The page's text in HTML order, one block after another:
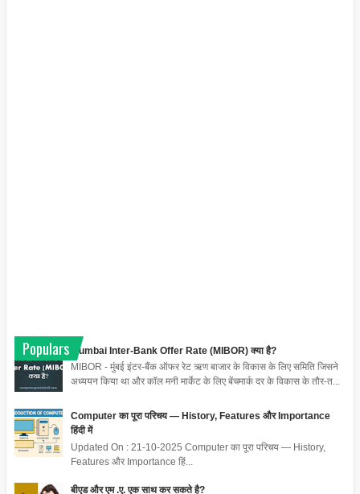
Populars
Mumbai Inter-Bank Offer Rate (MIBOR) क्या है?
MIBOR - मुंबई इंटर-बैंक ऑफर रेट ऋण बाजार के विकास के लिए समिति जिसने
अध्ययन किया था और कॉल मनी मार्केट के लिए बेंचमार्क दर के विकास के तौर-त...
Computer का पूरा परिचय — History, Features और Importance
हिंदी में
Updated On : 21-10-2025 Computer का पूरा परिचय — History,
Features और Importance हिं...
बीएड और एम .ए. एक साथ कर सकते है?